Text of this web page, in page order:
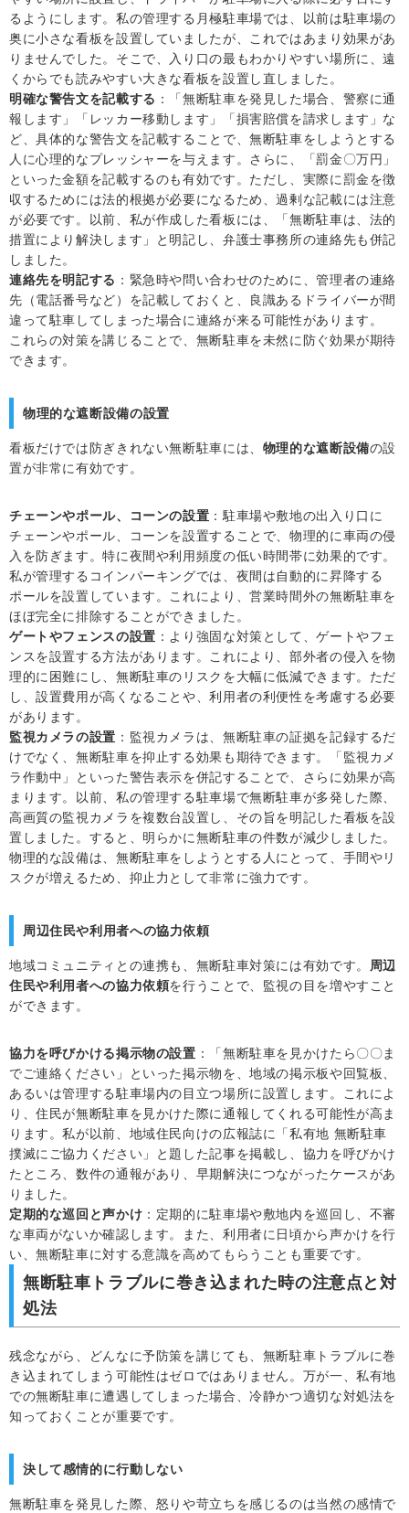
るようにします。私の管理する月極駐車場では、以前は駐車場の
奥に小さな看板を設置していましたが、これではあまり効果があ
りませんでした。そこで、入り口の最もわかりやすい場所に、遠
くからでも読みやすい大きな看板を設置し直しました。
明確な警告文を記載する ：「無断駐車を発見した場合、警察に通
報します」「レッカー移動します」「損害賠償を請求します」な
ど、具体的な警告文を記載することで、無断駐車をしようとする
人に心理的なプレッシャーを与えます。さらに、「罰金〇万円」
といった金額を記載するのも有効です。ただし、実際に罰金を徴
収するためには法的根拠が必要になるため、過剰な記載には注意
が必要です。以前、私が作成した看板には、「無断駐車は、法的
措置により解決します」と明記し、弁護士事務所の連絡先も併記
しました。
連絡先を明記する ：緊急時や問い合わせのために、管理者の連絡
先（電話番号など）を記載しておくと、良識あるドライバーが間
違って駐車してしまった場合に連絡が来る可能性があります。
これらの対策を講じることで、無断駐車を未然に防ぐ効果が期待
できます。
物理的な遮断設備の設置
看板だけでは防ぎきれない無断駐車には、 物理的な遮断設備の設
置が非常に有効です。
チェーンやポール、コーンの設置 ：駐車場や敷地の出入り口に
チェーンやポール、コーンを設置することで、物理的に車両の侵
入を防ぎます。特に夜間や利用頻度の低い時間帯に効果的です。
私が管理するコインパーキングでは、夜間は自動的に昇降する
ポールを設置しています。これにより、営業時間外の無断駐車を
ほぼ完全に排除することができました。
ゲートやフェンスの設置 ：より強固な対策として、ゲートやフェ
ンスを設置する方法があります。これにより、部外者の侵入を物
理的に困難にし、無断駐車のリスクを大幅に低減できます。ただ
し、設置費用が高くなることや、利用者の利便性を考慮する必要
があります。
監視カメラの設置 ：監視カメラは、無断駐車の証拠を記録するだ
けでなく、無断駐車を抑止する効果も期待できます。「監視カメ
ラ作動中」といった警告表示を併記することで、さらに効果が高
まります。以前、私の管理する駐車場で無断駐車が多発した際、
高画質の監視カメラを複数台設置し、その旨を明記した看板を設
置しました。すると、明らかに無断駐車の件数が減少しました。
物理的な設備は、無断駐車をしようとする人にとって、手間やリ
スクが増えるため、抑止力として非常に強力です。
周辺住民や利用者への協力依頼
地域コミュニティとの連携も、無断駐車対策には有効です。 周辺
住民や利用者への協力依頼を行うことで、監視の目を増やすこと
ができます。
協力を呼びかける掲示物の設置 ：「無断駐車を見かけたら〇〇ま
でご連絡ください」といった掲示物を、地域の掲示板や回覧板、
あるいは管理する駐車場内の目立つ場所に設置します。これによ
り、住民が無断駐車を見かけた際に通報してくれる可能性が高ま
ります。私が以前、地域住民向けの広報誌に「私有地 無断駐車
撲滅にご協力ください」と題した記事を掲載し、協力を呼びかけ
たところ、数件の通報があり、早期解決につながったケースがあ
りました。
定期的な巡回と声かけ ：定期的に駐車場や敷地内を巡回し、不審
な車両がないか確認します。また、利用者に日頃から声かけを行
い、無断駐車に対する意識を高めてもらうことも重要です。
無断駐車トラブルに巻き込まれた時の注意点と対
処法
残念ながら、どんなに予防策を講じても、無断駐車トラブルに巻
き込まれてしまう可能性はゼロではありません。万が一、私有地
での無断駐車に遭遇してしまった場合、冷静かつ適切な対処法を
知っておくことが重要です。
決して感情的に行動しない
無断駐車を発見した際、怒りや苛立ちを感じるのは当然の感情で